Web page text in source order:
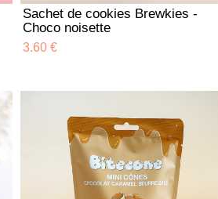
Sachet de cookies Brewkies -
Choco noisette
3.60 €